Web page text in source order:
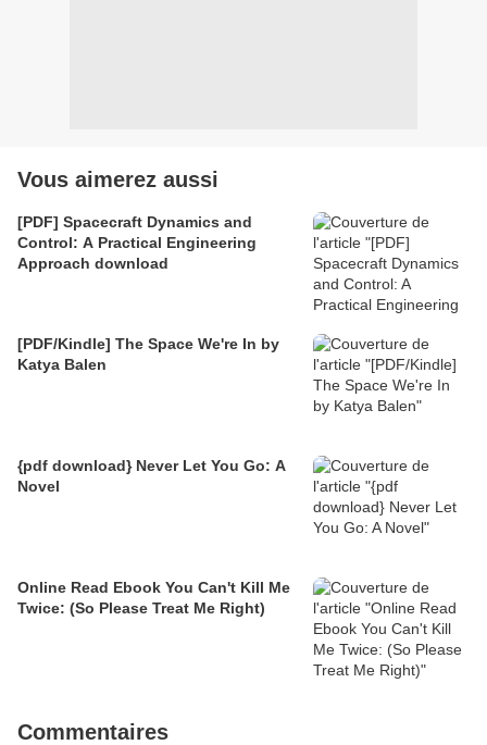
Vous aimerez aussi
[PDF] Spacecraft Dynamics and
Control: A Practical Engineering
Approach download
[PDF/Kindle] The Space We're In by
Katya Balen
{pdf download} Never Let You Go: A
Novel
Online Read Ebook You Can't Kill Me
Twice: (So Please Treat Me Right)
Commentaires